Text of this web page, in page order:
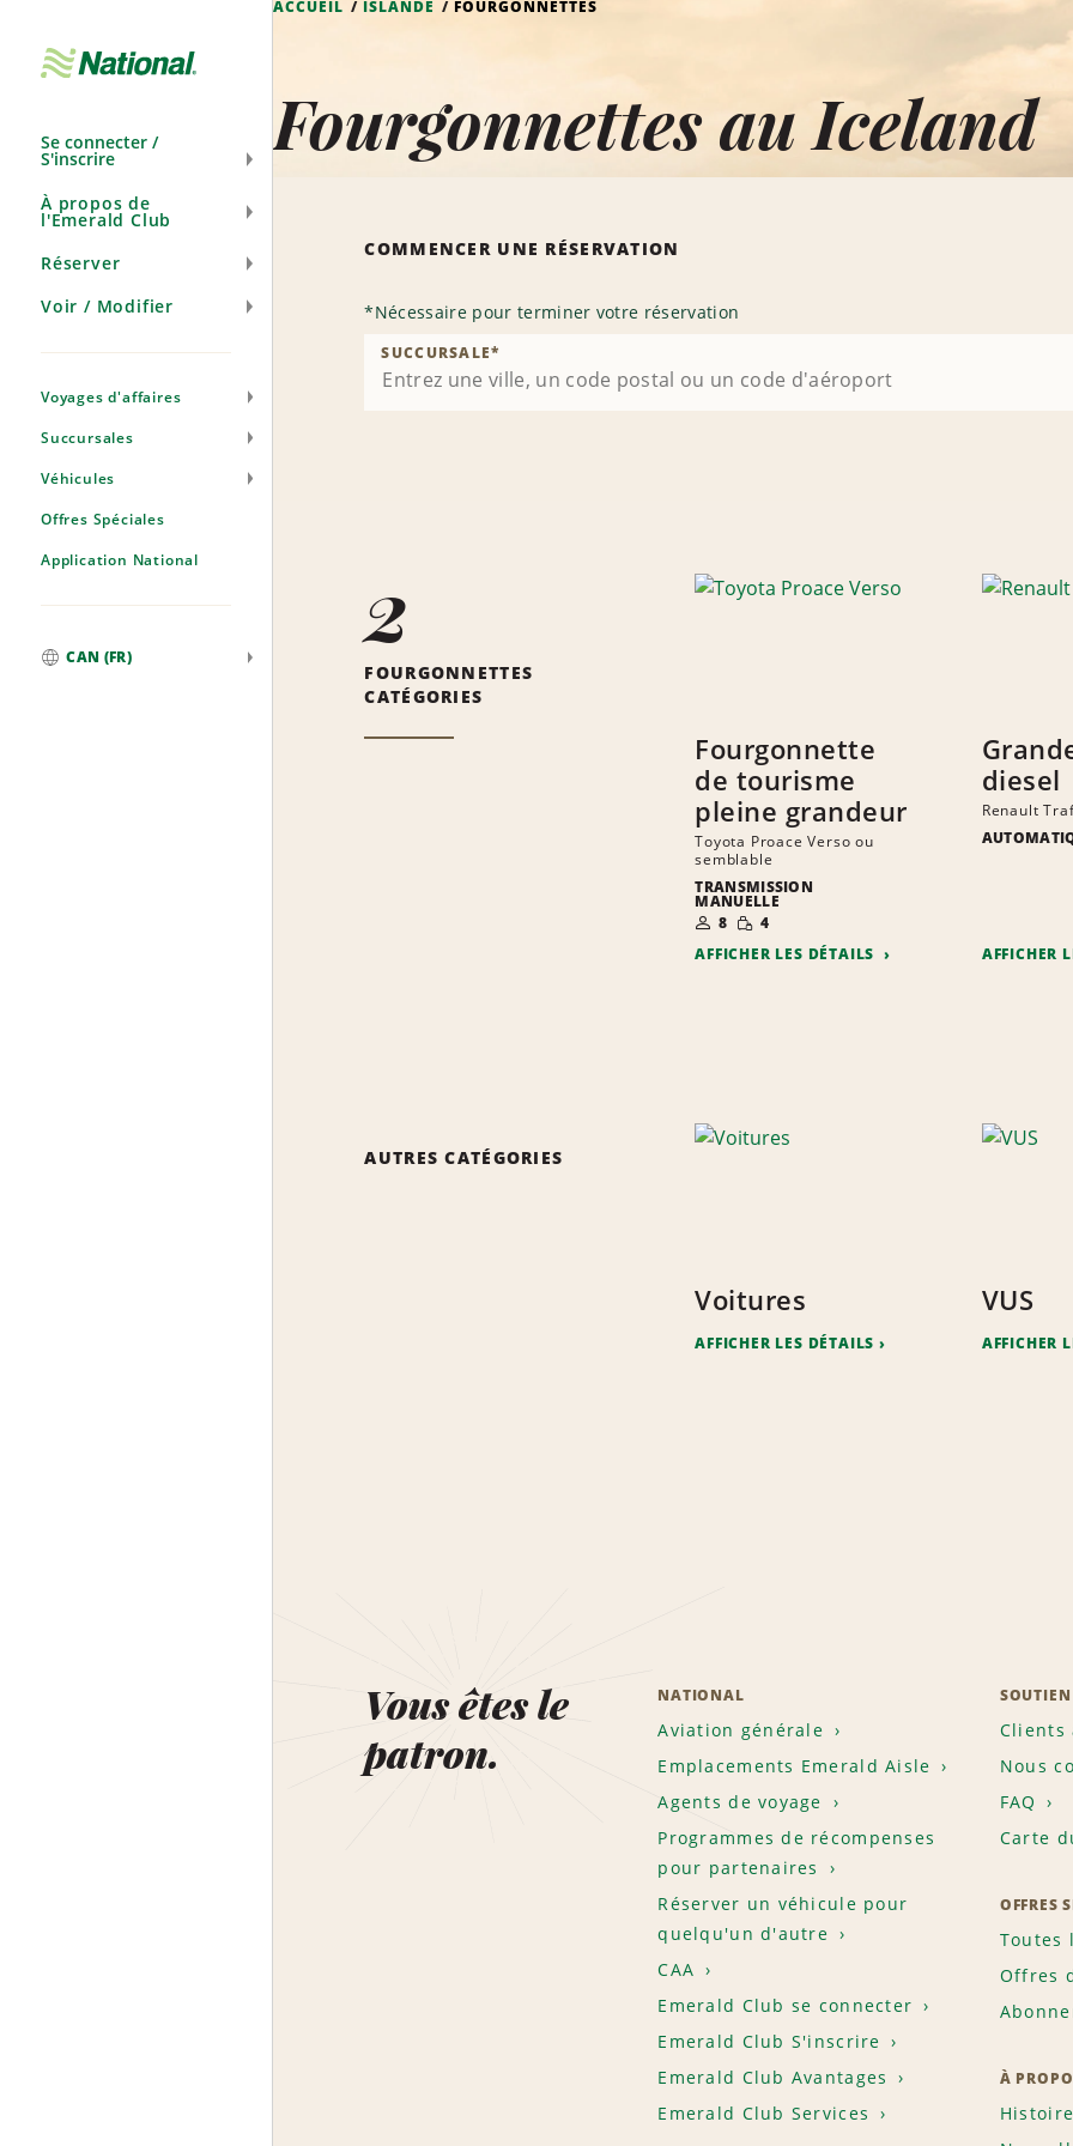
navigation
Se connecter /
S'inscrire
À propos de
l'Emerald Club
Réserver
Voir / Modifier
Voyages d'affaires
Succursales
Véhicules
Offres Spéciales
Application National
CAN (FR)
ACCUEIL ISLANDE FOURGONNETTES
Fourgonnettes au Iceland
COMMENCER UNE RÉSERVATION
*Nécessaire pour terminer votre réservation
SUCCURSALE*
2
FOURGONNETTES
CATÉGORIES
Fourgonnette
de tourisme
pleine grandeur
Toyota Proace Verso ou
semblable
TRANSMISSION
MANUELLE
NOMBRE DE
PERSONNES
8 QUANTITÉ
RÉDUITE
4
AFFICHER LES DÉTAILS
diesel
Renault
AFFICHER
AUTRES CATÉGORIES
Voitures
AFFICHER LES DÉTAILS
VUS
AFFICHER
Vous êtes le
patron.
NATIONAL
Aviation générale
Emplacements Emerald Aisle
Agents de voyage
Programmes de récompenses
pour partenaires
Réserver un véhicule pour
quelqu'un d'autre
CAA
Emerald Club se connecter
Emerald Club S'inscrire
Emerald Club Avantages
Emerald Club Services
SOUTIEN
Clients
Nous
FAQ
Carte
OFFRES
Toutes
Offres
À